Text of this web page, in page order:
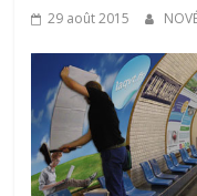
29 août 2015